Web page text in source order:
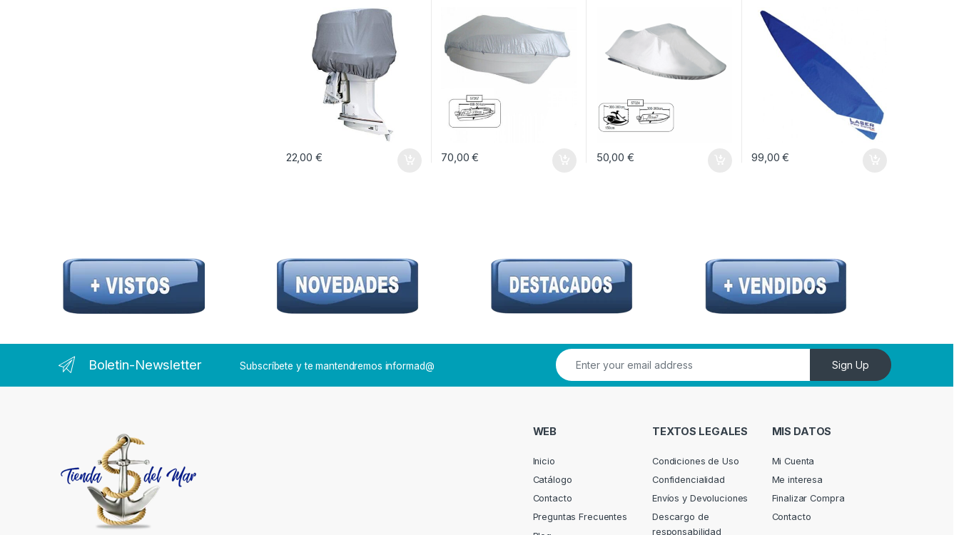
22,00 € 70,00€ 50,00 € 99,00€
Boletin-Newsletter Subscríbete y te mantendremos informad@ Sign Up
WEB
Inicio
Catálogo
Contacto
Preguntas Frecuentes
TEXTOS LEGALES
Condiciones de Uso
Confidencialidad
Envíos y Devoluciones
Descargo de
responsabilidad
MIS DATOS
Mi Cuenta
Me interesa
Finalizar Compra
Contacto